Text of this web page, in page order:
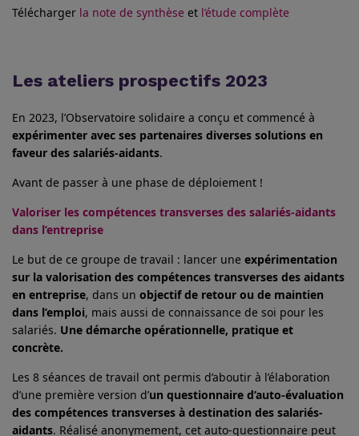
Télécharger la note de synthèse et l’étude complète
Les ateliers prospectifs 2023
En 2023, l’Observatoire solidaire a conçu et commencé à
expérimenter avec ses partenaires diverses solutions en
faveur des salariés-aidants.
Avant de passer à une phase de déploiement !
Valoriser les compétences transverses des salariés-aidants
dans l’entreprise
Le but de ce groupe de travail : lancer une expérimentation
sur la valorisation des compétences transverses des aidants
en entreprise, dans un objectif de retour ou de maintien
dans l’emploi, mais aussi de connaissance de soi pour les
salariés. Une démarche opérationnelle, pratique et
concrète.
Les 8 séances de travail ont permis d’aboutir à l’élaboration
d’une première version d’un questionnaire d’auto-évaluation
des compétences transverses à destination des salariés-
aidants. Réalisé anonymement, cet auto-questionnaire peut